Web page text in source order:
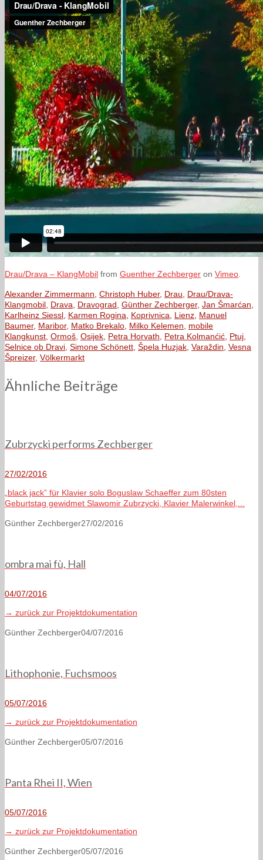
Drau/Drava – KlangMobil from Guenther Zechberger on Vimeo
Alexander Zimmermann Christoph Huber, Drau
Drau/Drava-
Klangmobil Drava Dravograd Günther Zechberger, Jan Šmarćan
Karlheinz Siessl Karmen Rogina Koprivnica Lienz Manuel
Baumer, Maribor, Matko Brekalo Milko Kelemen
mobile
Klangkunst Ormoš Osijek Petra Horvath Petra Kolmanćić Ptuj
Selnice ob Dravi Simone Schönett Špela Huzjak Varaždin Vesna
Špreizer, Völkermarkt
Ähnliche Beiträge
Zubrzycki performs Zechberger
27/02/2016
„black jack” für Klavier solo Boguslaw Schaeffer zum 80sten
Geburtstag gewidmet Slawomir Zubrzycki, Klavier Malerwinkel,...
Günther Zechberger27/02/2016
ombra mai fù, Hall
04/07/2016
→ zurück zur Projektdokumentation
Günther Zechberger04/07/2016
Lithophonie, Fuchsmoos
05/07/2016
→ zurück zur Projektdokumentation
Günther Zechberger05/07/2016
Panta Rhei II, Wien
05/07/2016
→ zurück zur Projektdokumentation
Günther Zechberger05/07/2016